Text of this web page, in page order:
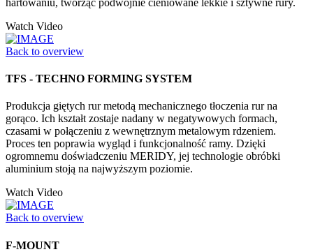
Watch Video
Back to overview
TFS - TECHNO FORMING SYSTEM
Produkcja giętych rur metodą mechanicznego tłoczenia rur na
gorąco. Ich kształt zostaje nadany w negatywowych formach,
czasami w połączeniu z wewnętrznym metalowym rdzeniem.
Proces ten poprawia wygląd i funkcjonalność ramy. Dzięki
ogromnemu doświadczeniu MERIDY, jej technologie obróbki
aluminium stoją na najwyższym poziomie.
Watch Video
Back to overview
F-MOUNT